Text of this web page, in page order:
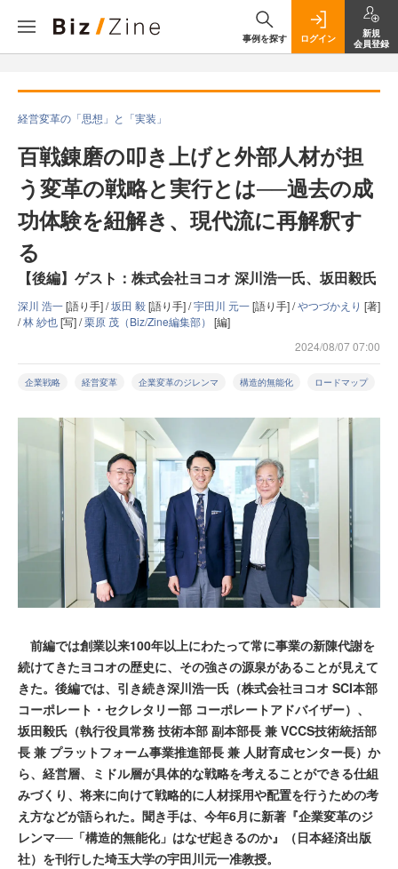
事例を探す ログイン
新規
会員登録
経営変革の「思想」と「実装」
百戦錬磨の叩き上げと外部人材が担
う変革の戦略と実行とは──過去の成
功体験を紐解き、現代流に再解釈す
る
【後編】ゲスト：株式会社ヨコオ 深川浩一氏、坂田毅氏
深川 浩一[語り手] /坂田 毅[語り手] /宇田川 元一[語り手] /やつづかえり [著]
/林 紗也[写] /栗原 茂（Biz/Zine編集部） [編]
2024/08/07 07:00
企業戦略 経営変革 企業変革のジレンマ 構造的無能化 ロードマップ
前編では創業以来100年以上にわたって常に事業の新陳代謝を
続けてきたヨコオの歴史に、その強さの源泉があることが見えて
きた。後編では、引き続き深川浩一氏（株式会社ヨコオ SCI本部
コーポレート・セクレタリー部 コーポレートアドバイザー）、
坂田毅氏（執行役員常務 技術本部 副本部長 兼 VCCS技術統括部
長 兼 プラットフォーム事業推進部長 兼 人財育成センター長）か
ら、経営層、ミドル層が具体的な戦略を考えることができる仕組
みづくり、将来に向けて戦略的に人材採用や配置を行うための考
え方などが語られた。聞き手は、今年6月に新著『企業変革のジ
レンマ──「構造的無能化」はなぜ起きるのか』（日本経済出版
社）を刊行した埼玉大学の宇田川元一准教授。